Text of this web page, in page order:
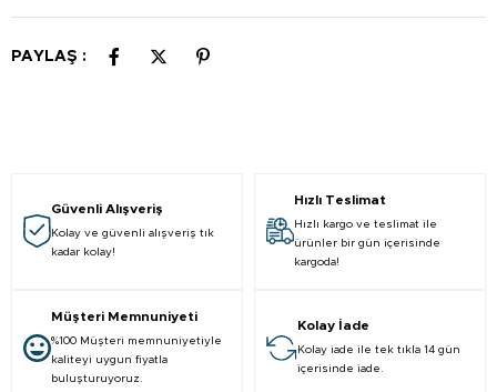
PAYLAŞ :
Güvenli Alışveriş
Kolay ve güvenli alışveriş tık
kadar kolay!
Hızlı Teslimat
Hızlı kargo ve teslimat ile
ürünler bir gün içerisinde
kargoda!
Müşteri Memnuniyeti
%100 Müşteri memnuniyetiyle
kaliteyi uygun fiyatla
buluşturuyoruz.
Kolay İade
Kolay iade ile tek tıkla 14 gün
içerisinde iade.